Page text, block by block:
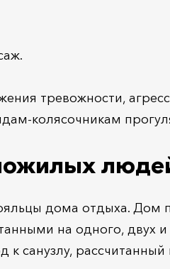
тревожности,
колясочникам
дома отдыха. Дом
на одного, двух
санузлу,